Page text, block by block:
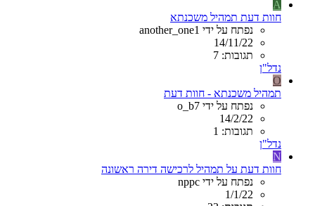
A
חוות דעת תמהיל משכנתא
נפתח על ידי another_one1
14/11/22
תגובות: 7
נדל"ן
O
תמהיל משכנתא - חוות דעת
נפתח על ידי o_b7
14/2/22
תגובות: 1
נדל"ן
N
חוות דעת על תמהיל לרכישה דירה ראשונה
נפתח על ידי nppc
1/1/22